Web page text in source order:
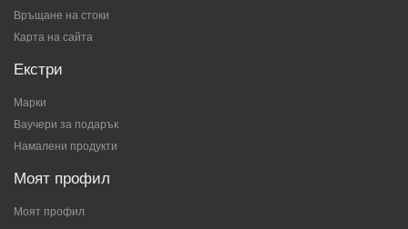
Връщане на стоки
Карта на сайта
Екстри
Марки
Ваучери за подарък
Намалени продукти
Моят профил
Моят профил